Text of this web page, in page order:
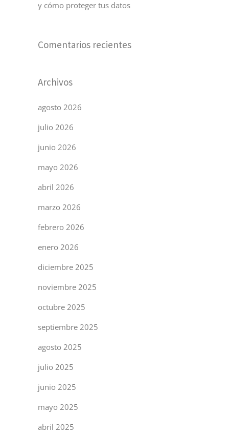
y cómo proteger tus datos
Comentarios recientes
Archivos
agosto 2026
julio 2026
junio 2026
mayo 2026
abril 2026
marzo 2026
febrero 2026
enero 2026
diciembre 2025
noviembre 2025
octubre 2025
septiembre 2025
agosto 2025
julio 2025
junio 2025
mayo 2025
abril 2025